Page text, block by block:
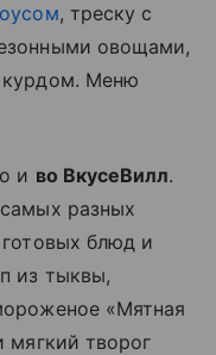
, треску с
овощами,
курдом. Меню
и во ВкусеВилл.
разных
блюд и
из тыквы,
«Мятная
мягкий творог